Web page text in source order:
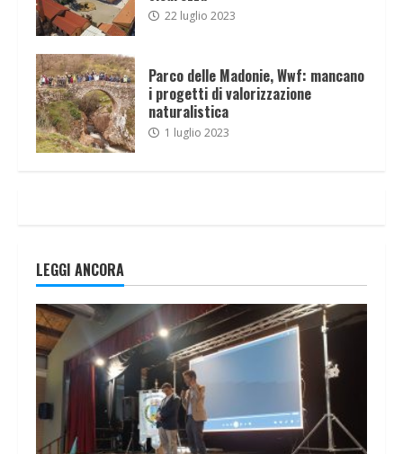
22 luglio 2023
Parco delle Madonie, Wwf: mancano
i progetti di valorizzazione
naturalistica
1 luglio 2023
LEGGI ANCORA